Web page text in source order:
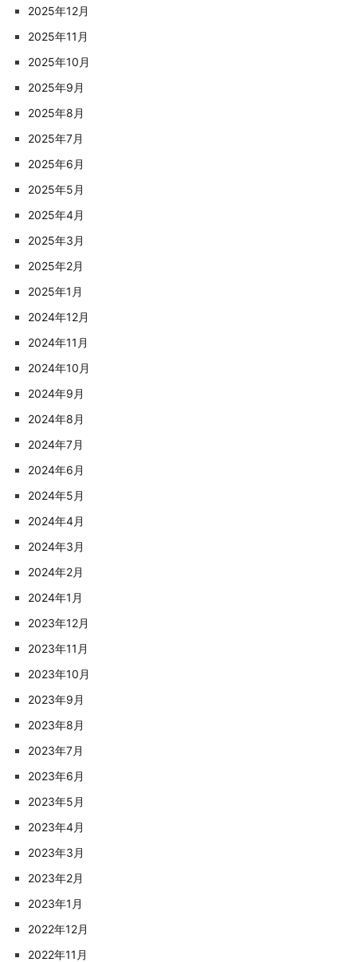
2025年12月
2025年11月
2025年10月
2025年9月
2025年8月
2025年7月
2025年6月
2025年5月
2025年4月
2025年3月
2025年2月
2025年1月
2024年12月
2024年11月
2024年10月
2024年9月
2024年8月
2024年7月
2024年6月
2024年5月
2024年4月
2024年3月
2024年2月
2024年1月
2023年12月
2023年11月
2023年10月
2023年9月
2023年8月
2023年7月
2023年6月
2023年5月
2023年4月
2023年3月
2023年2月
2023年1月
2022年12月
2022年11月